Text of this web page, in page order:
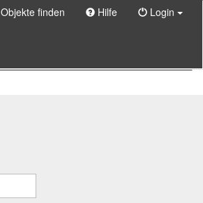
Objekte finden Hilfe Login